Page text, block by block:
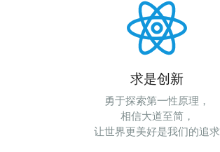
求是创新
勇于探索第一性原理，
相信大道至简，
让世界更美好是我们的追求